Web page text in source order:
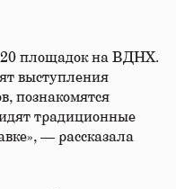
20 площадок на ВДНХ.
выступления
познакомятся
традиционные
— рассказала